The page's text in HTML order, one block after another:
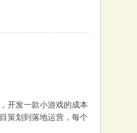
开发一款小游戏的成本
策划到落地运营，每个